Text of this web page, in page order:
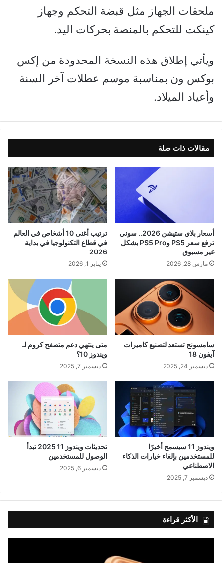
ملحقات الجهاز مثل قبضة التحكم وجهاز
كينكت للتحكم بالمنصة بحركات اليد.
ويأتي إطلاق هذه النسخة المحدودة من إكس
بوكس ون بمناسبة موسم عطلات آخر السنة
وأعياد الميلاد.
مقالات ذات صلة
أسعار بلاي ستيشن 2026.. سوني
ترفع سعر PS5 وPS5 Pro بشكل
غير مسبوق
مارس 28, 2026
ترتيب أغنى 10 أشخاص في العالم
في قطاع التكنولوجيا في بداية
2026
يناير 1, 2026
سامسونج تستعد لتصنيع كاميرات
آيفون 18
ديسمبر 24, 2025
متى ينتهي دعم متصفح كروم لـ
ويندوز 10؟
ديسمبر 7, 2025
ويندوز 11 سيسمح أخيرًا
للمستخدمين بإلغاء خيارات الذكاء
الاصطناعي
ديسمبر 7, 2025
تحديثات ويندوز 11 2025 تبدأ
الوصول للمستخدمين
ديسمبر 6, 2025
الأكثر قراءة